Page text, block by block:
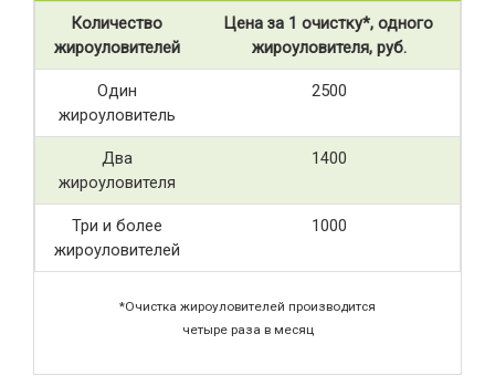
Количество
жироуловителей
Цена за 1 очистку*, одного
жироуловителя, руб.
Один
жироуловитель
2500
Два
жироуловителя
1400
Три и более
жироуловителей
1000
*Очистка жироуловителей производится
четыре раза в месяц